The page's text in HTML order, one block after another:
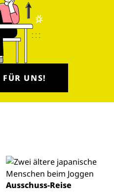
FÜR UNS!
Ausschuss-Reise